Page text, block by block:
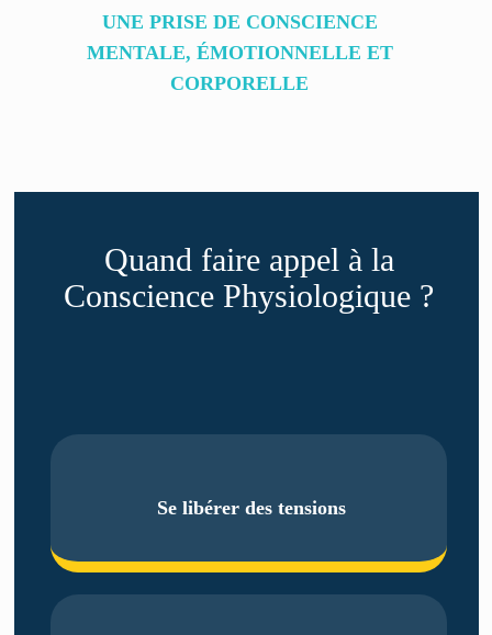
UNE PRISE DE CONSCIENCE
MENTALE, ÉMOTIONNELLE ET
CORPORELLE
Quand faire appel à la
Conscience Physiologique ?
Se libérer des tensions